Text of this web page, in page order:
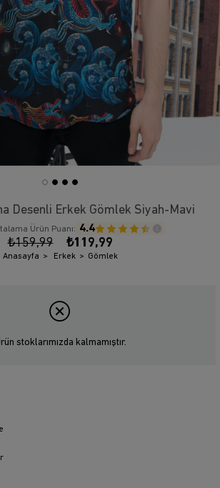
Desenli Erkek Gömlek Siyah-Mavi
Ürün Puanı: 4.4
₺159,99 ₺119,99
Anasayfa Erkek Gömlek
stoklarımızda kalmamıştır.